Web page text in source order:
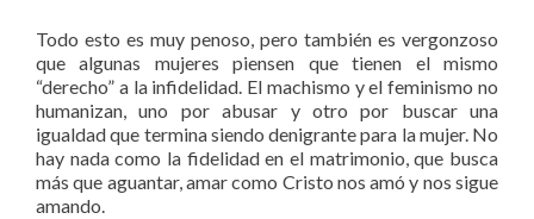
Todo esto es muy penoso, pero también es vergonzoso
que algunas mujeres piensen que tienen el mismo
“derecho” a la infidelidad. El machismo y el feminismo no
humanizan, uno por abusar y otro por buscar una
igualdad que termina siendo denigrante para la mujer. No
hay nada como la fidelidad en el matrimonio, que busca
más que aguantar, amar como Cristo nos amó y nos sigue
amando.